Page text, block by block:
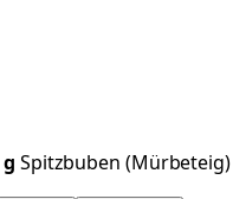
g Spitzbuben (Mürbeteig)